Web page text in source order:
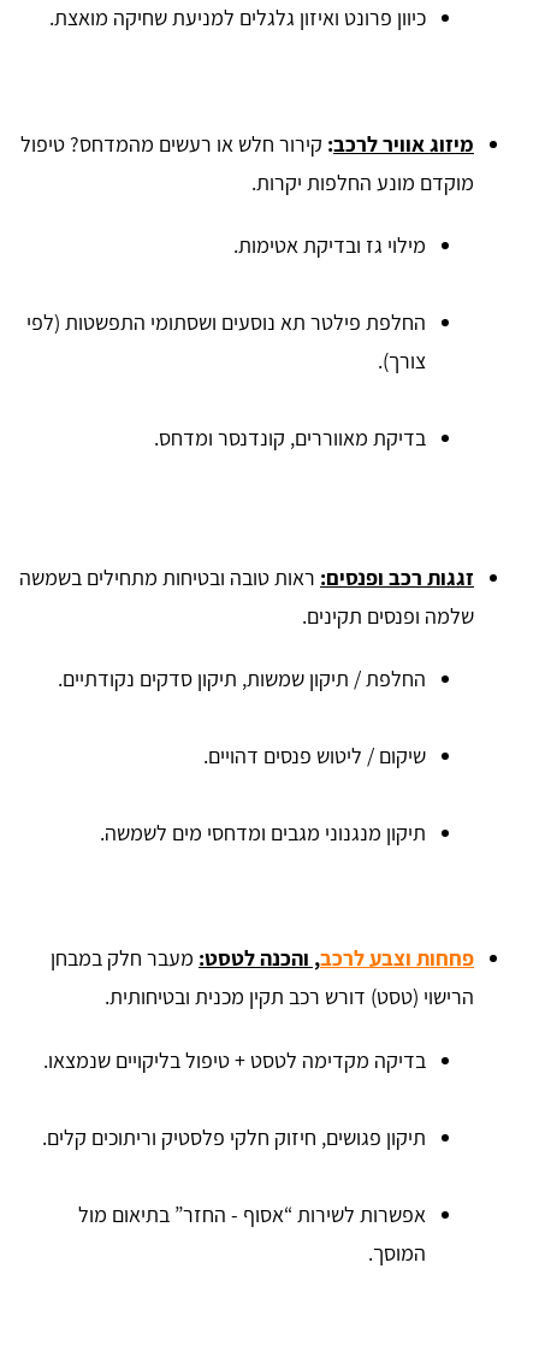
כיוון פרונט ואיזון גלגלים למניעת שחיקה מואצת.
מיזוג אוויר לרכב: קירור חלש או רעשים מהמדחס? טיפול
מוקדם מונע החלפות יקרות.
מילוי גז ובדיקת אטימות.
החלפת פילטר תא נוסעים ושסתומי התפשטות (לפי
צורך).
בדיקת מאווררים, קונדנסר ומדחס.
זגגות רכב ופנסים: ראות טובה ובטיחות מתחילים בשמשה
שלמה ופנסים תקינים.
החלפת / תיקון שמשות, תיקון סדקים נקודתיים.
שיקום / ליטוש פנסים דהויים.
תיקון מנגנוני מגבים ומדחסי מים לשמשה.
פחחות וצבע לרכב, והכנה לטסט: מעבר חלק במבחן
הרישוי (טסט) דורש רכב תקין מכנית ובטיחותית.
בדיקה מקדימה לטסט + טיפול בליקויים שנמצאו.
תיקון פגושים, חיזוק חלקי פלסטיק וריתוכים קלים.
אפשרות לשירות “אסוף - החזר” בתיאום מול
המוסך.